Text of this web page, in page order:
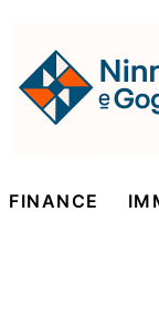
FINANCE